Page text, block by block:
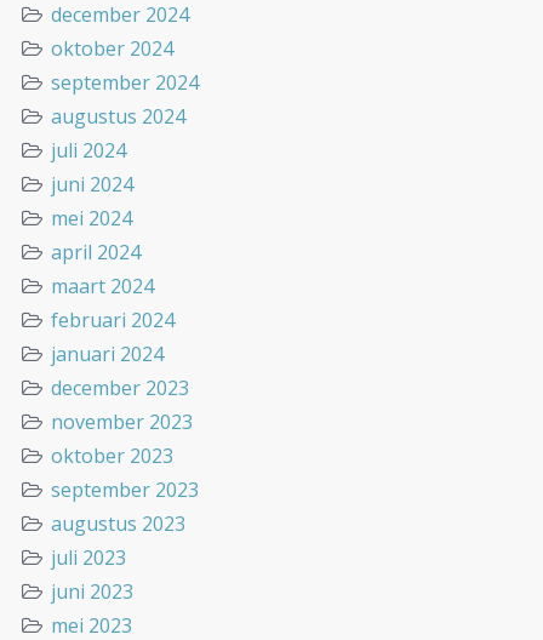
december 2024
oktober 2024
september 2024
augustus 2024
juli 2024
juni 2024
mei 2024
april 2024
maart 2024
februari 2024
januari 2024
december 2023
november 2023
oktober 2023
september 2023
augustus 2023
juli 2023
juni 2023
mei 2023